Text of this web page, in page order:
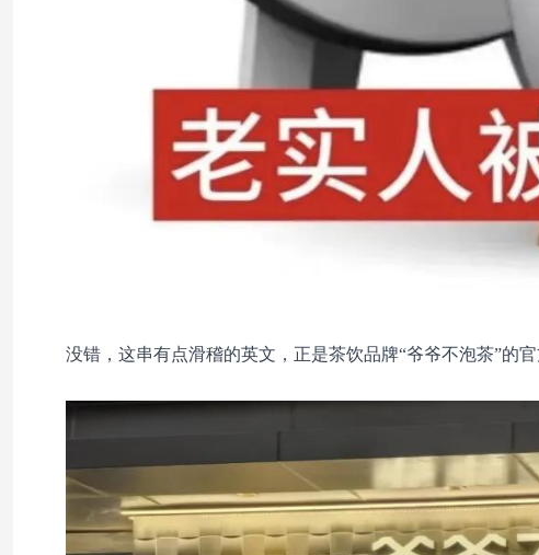
没错，这串有点滑稽的英文，正是茶饮品牌“爷爷不泡茶”的官